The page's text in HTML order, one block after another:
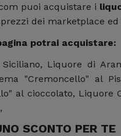
puoi acquistare i
dei marketplace
potrai acquistare:
Liquore di
"Cremoncello" al
al cioccolato, Liquore
SCONTO PER TE